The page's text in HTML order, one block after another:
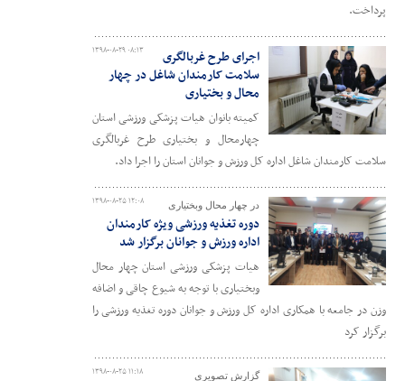
پرداخت.
۱۳۹۸-۰۸-۲۹ ۰۸:۱۳
اجرای طرح غربالگری
سلامت کارمندان شاغل در چهار
محال و بختیاری
کمیته بانوان هیات پزشکی ورزشی استان
چهارمحال و بختیاری طرح غربالگری
سلامت کارمندان شاغل اداره کل ورزش و جوانان استان را اجرا داد.
۱۳۹۸-۰۸-۲۵ ۱۲:۰۸ در چهار محال وبختیاری
دوره تغذیه ورزشی ویژه کارمندان
اداره ورزش و جوانان برگزار شد
هیات پزشکی ورزشی استان چهار محال
وبختیاری با توجه به شیوع چاقی و اضافه
وزن در جامعه با همکاری اداره کل ورزش و جوانان دوره تغذیه ورزشی را
برگزار کرد
۱۳۹۸-۰۸-۲۵ ۱۱:۱۸ گزارش تصویری